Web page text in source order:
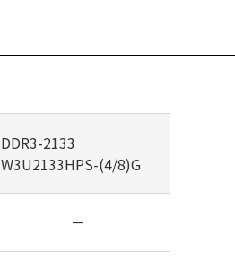
DDR3-2133
W3U2133HPS-(4/8)G
－